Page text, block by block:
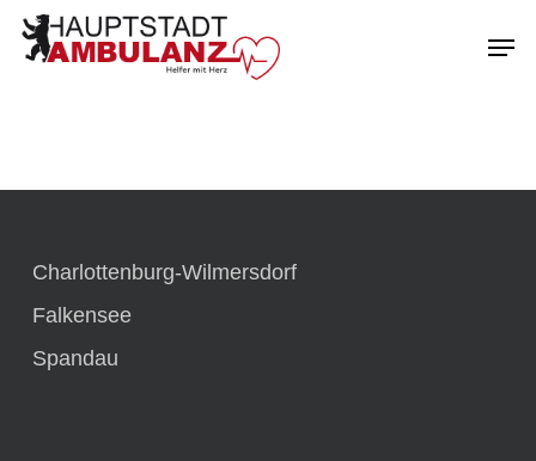
Skip
Charlottenburg-Wilmersdorf
Falkensee
Spandau